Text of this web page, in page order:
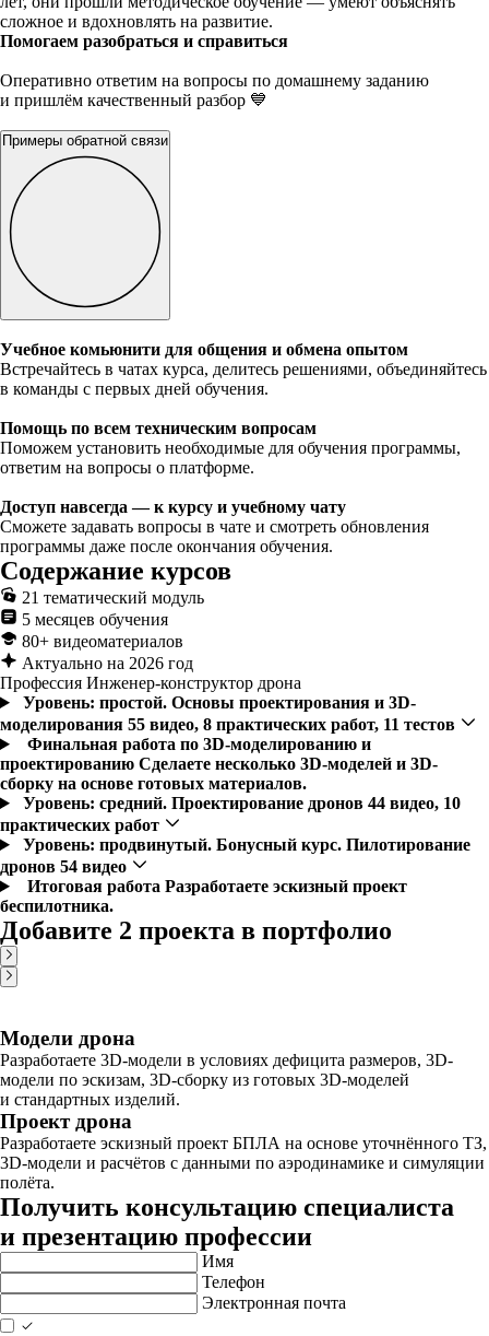
сложное и вдохновлять на развитие.
Помогаем разобраться и справиться
Оперативно ответим на вопросы по домашнему заданию
и пришлём качественный разбор 💙
Примеры обратной связи
Учебное комьюнити для общения и обмена опытом
Встречайтесь в чатах курса, делитесь решениями, объединяйтесь
в команды с первых дней обучения.
Помощь по всем техническим вопросам
Поможем установить необходимые для обучения программы,
ответим на вопросы о платформе.
Доступ навсегда — к курсу и учебному чату
Сможете задавать вопросы в чате и смотреть обновления
программы даже после окончания обучения.
Содержание курсов
21 тематический модуль
5 месяцев обучения
80+ видеоматериалов
Актуально на 2026 год
Профессия Инженер-конструктор дрона
Уровень: простой. Основы проектирования и 3D-
моделирования 55 видео, 8 практических работ, 11 тестов
Финальная работа по 3D-моделированию и
проектированию Сделаете несколько 3D-моделей и 3D-
сборку на основе готовых материалов.
Уровень: средний. Проектирование дронов 44 видео, 10
практических работ
Уровень: продвинутый. Бонусный курс. Пилотирование
дронов 54 видео
Итоговая работа Разработаете эскизный проект
беспилотника.
Добавите 2 проекта в портфолио
Модели дрона
Разработаете 3D-модели в условиях дефицита размеров, 3D-
модели по эскизам, 3D-сборку из готовых 3D-моделей
и стандартных изделий.
Проект дрона
Разработаете эскизный проект БПЛА на основе уточнённого ТЗ,
3D-модели и расчётов с данными по аэродинамике и симуляции
полёта.
Получить консультацию специалиста
и презентацию профессии
Имя
Телефон
Электронная почта